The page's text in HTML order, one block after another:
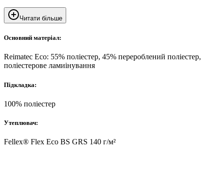
Читати більше
Основний матеріал:
Reimatec Eco: 55% поліестер, 45% перероблений поліестер,
поліестерове ламиінування
Підкладка:
100% поліестер
Утеплювач:
Fellex® Flex Eco BS GRS 140 г/м²